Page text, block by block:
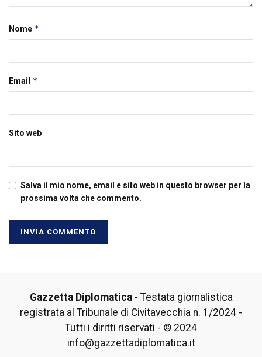
Nome *
Email *
Sito web
Salva il mio nome, email e sito web in questo browser per la
prossima volta che commento.
Gazzetta Diplomatica- Testata giornalistica
registrata al Tribunale di Civitavecchia n. 1/2024 -
Tutti i diritti riservati - © 2024
info@gazzettadiplomatica.it